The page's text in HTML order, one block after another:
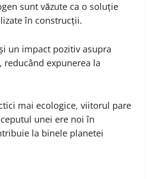
sunt văzute ca o soluție
în construcții.
un impact pozitiv asupra
expunerea la
mai ecologice, viitorul pare
unei ere noi în
la binele planetei